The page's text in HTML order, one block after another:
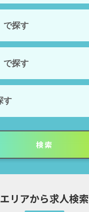
エリアから求人検索